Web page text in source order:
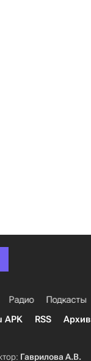
Радио Подкасты
APK RSS Архив
Гаврилова А.В.